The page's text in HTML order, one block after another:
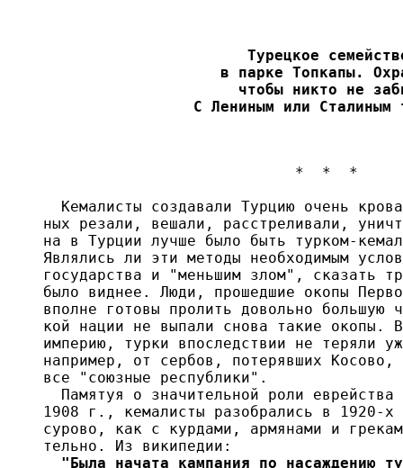
Турецкое
в парке Топкапы.
чтобы никто не
С Лениным или Сталиным
                            *  *  *
Кемалисты создавали Турцию очень
ных резали, вешали, расстреливали,
на в Турции лучше было быть турком-
Являлись ли эти методы необходимым
государства и "меньшим злом", сказать
было виднее. Люди, прошедшие окопы
вполне готовы пролить довольно большую
кой нации не выпали снова такие окопы.
империю, турки впоследствии не теряли
например, от сербов, потерявших
все "союзные республики".
Памятуя о значительной роли еврейства
1908 г., кемалисты разобрались в
сурово, как с курдами, армянами и
тельно. Из википедии:
"Была начата кампания по насаждению